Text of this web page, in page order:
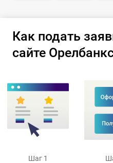
Как подать
сайте
Шаг 1